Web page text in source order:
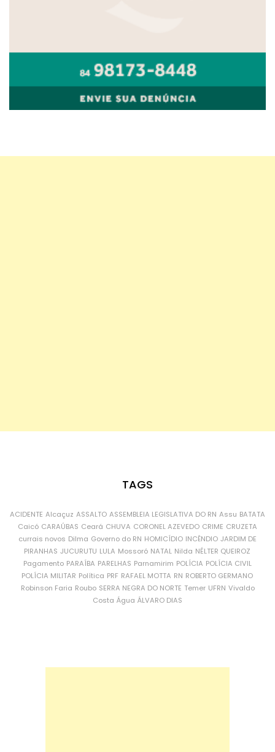
TAGS
ACIDENTE Alcaçuz ASSALTO ASSEMBLEIA LEGISLATIVA DO RN Assu BATATA
Caicó CARAÚBAS Ceará CHUVA CORONEL AZEVEDO CRIME CRUZETA
currais novos Dilma Governo do RN HOMICÍDIO INCÊNDIO JARDIM DE
PIRANHAS JUCURUTU LULA Mossoró NATAL Nilda NÉLTER QUEIROZ
Pagamento PARAÍBA PARELHAS Parnamirim POLÍCIA POLÍCIA CIVIL
POLÍCIA MILITAR Política PRF RAFAEL MOTTA RN ROBERTO GERMANO
Robinson Faria Roubo SERRA NEGRA DO NORTE Temer UFRN Vivaldo
Costa Água ÁLVARO DIAS